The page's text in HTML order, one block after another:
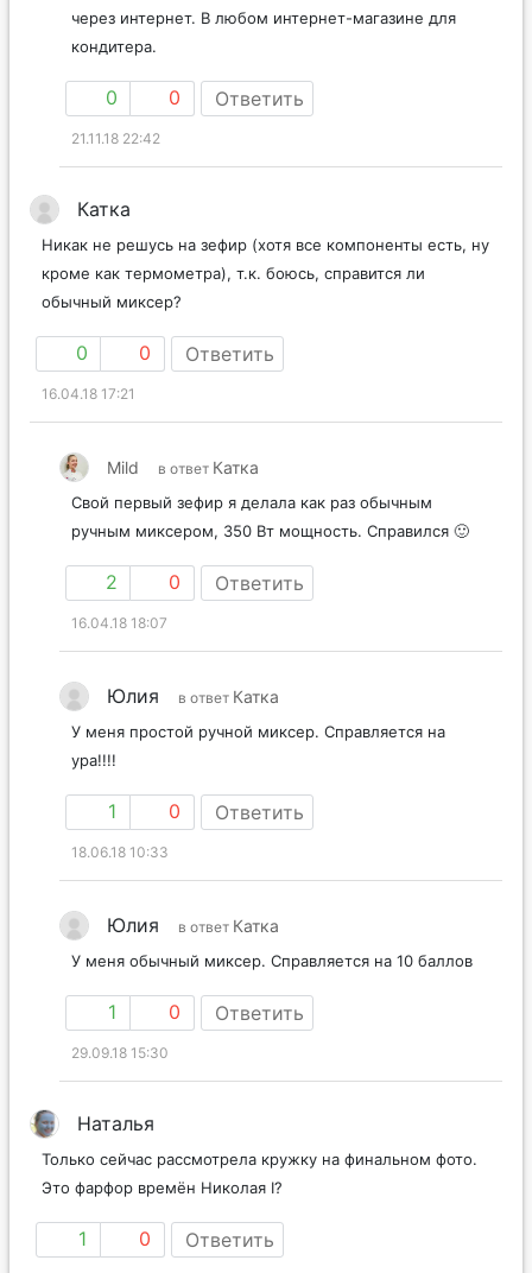
через интернет. В любом интернет-магазине для
кондитера.
0 0 Ответить
21.11.18 22:42
Катка
Никак не решусь на зефир (хотя все компоненты есть, ну
кроме как термометра), т.к. боюсь, справится ли
обычный миксер?
0 0 Ответить
16.04.18 17:21
Mild в ответ Катка
Свой первый зефир я делала как раз обычным
ручным миксером, 350 Вт мощность. Справился 🙂
2 0 Ответить
16.04.18 18:07
Юлия в ответ Катка
У меня простой ручной миксер. Справляется на
ура!!!!
1 0 Ответить
18.06.18 10:33
Юлия в ответ Катка
У меня обычный миксер. Справляется на 10 баллов
1 0 Ответить
29.09.18 15:30
Наталья
Только сейчас рассмотрела кружку на финальном фото.
Это фарфор времён Николая I?
1 0 Ответить